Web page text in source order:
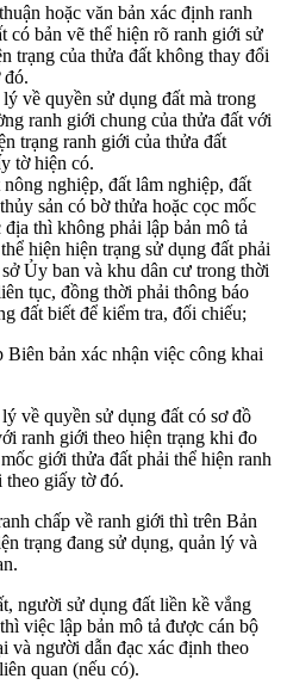
hoặc văn bản xác định ranh
có bản vẽ thể hiện rõ ranh giới sử
trạng của thửa đất không thay đổi
đó.
về quyền sử dụng đất mà trong
ranh giới chung của thửa đất với
trạng ranh giới của thửa đất
tờ hiện có.
nghiệp, đất lâm nghiệp, đất
sản có bờ thửa hoặc cọc mốc
thì không phải lập bản mô tả
hiện hiện trạng sử dụng đất phải
Ủy ban và khu dân cư trong thời
tục, đồng thời phải thông báo
đất biết để kiểm tra, đối chiếu;
bản xác nhận việc công khai
về quyền sử dụng đất có sơ đồ
ranh giới theo hiện trạng khi đo
giới thửa đất phải thể hiện ranh
theo giấy tờ đó.
chấp về ranh giới thì trên Bản
trạng đang sử dụng, quản lý và
người sử dụng đất liền kề vắng
việc lập bản mô tả được cán bộ
và người dẫn đạc xác định theo
quan (nếu có).